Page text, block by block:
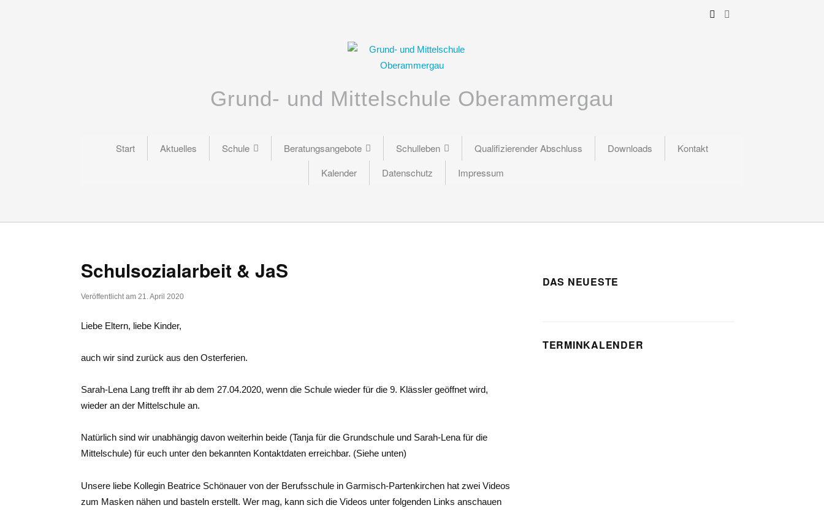
Grund- und Mittelschule Oberammergau
Start Aktuelles Schule Beratungsangebote Schulleben Qualifizierender Abschluss Downloads
Kontakt
Kalender
Datenschutz Impressum
Schulsozialarbeit & JaS
Veröffentlicht am 21. April 2020
Liebe Eltern, liebe Kinder,
auch wir sind zurück aus den Osterferien.
Sarah-Lena Lang trefft ihr ab dem 27.04.2020, wenn die Schule wieder für die 9. Klässler geöffnet wird,
wieder an der Mittelschule an.
Natürlich sind wir unabhängig davon weiterhin beide (Tanja für die Grundschule und Sarah-Lena für die
Mittelschule) für euch unter den bekannten Kontaktdaten erreichbar. (Siehe unten)
Unsere liebe Kollegin Beatrice Schönauer von der Berufsschule in Garmisch-Partenkirchen hat zwei Videos
zum Masken nähen und basteln erstellt. Wer mag, kann sich die Videos unter folgenden Links anschauen
DAS NEUESTE
TERMINKALENDER